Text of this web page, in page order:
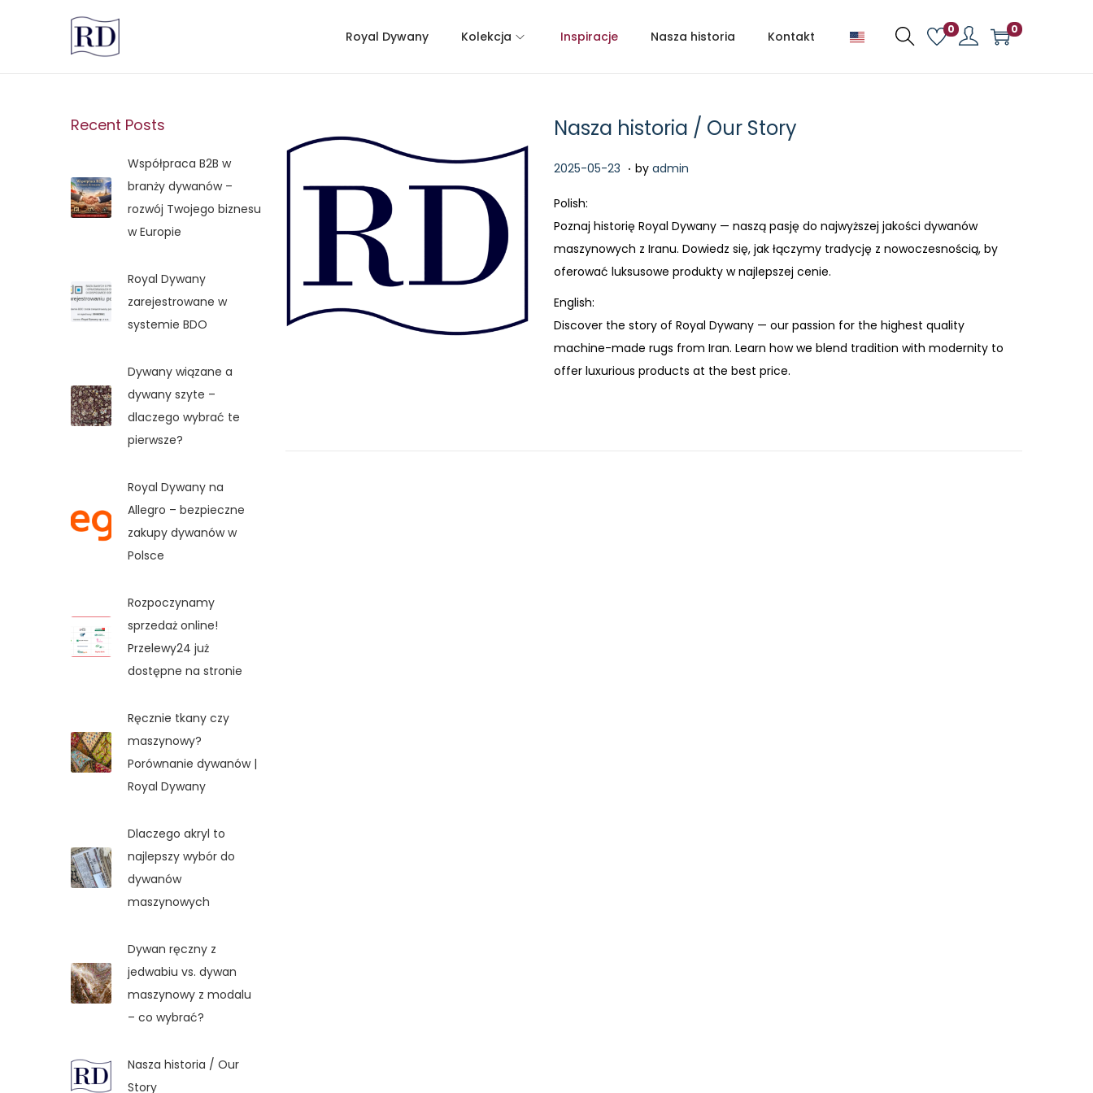
Royal Dywany Kolekcja Inspiracje Nasza historia Kontakt 0 0
Nasza historia / Our Story
P
s
t
e
d
o
n
2025-05-23 2
6
-
0
-
1
4
. by admin
Polish:
Poznaj historię Royal Dywany — naszą pasję do najwyższej jakości dywanów
maszynowych z Iranu. Dowiedz się, jak łączymy tradycję z nowoczesnością, by
oferować luksusowe produkty w najlepszej cenie.
English:
Discover the story of Royal Dywany — our passion for the highest quality
machine-made rugs from Iran. Learn how we blend tradition with modernity to
offer luxurious products at the best price.
Recent Posts
Współpraca B2B w
branży dywanów –
rozwój Twojego biznesu
w Europie
Royal Dywany
zarejestrowane w
systemie BDO
Dywany wiązane a
dywany szyte –
dlaczego wybrać te
pierwsze?
Royal Dywany na
Allegro – bezpieczne
zakupy dywanów w
Polsce
Rozpoczynamy
sprzedaż online!
Przelewy24 już
dostępne na stronie
Ręcznie tkany czy
maszynowy?
Porównanie dywanów |
Royal Dywany
Dlaczego akryl to
najlepszy wybór do
dywanów
maszynowych
Dywan ręczny z
jedwabiu vs. dywan
maszynowy z modalu
– co wybrać?
Nasza historia / Our
Story